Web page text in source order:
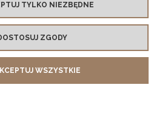
płatności
sklep
TYLKO NIEZBĘDNE
ZGODY
WSZYSTKIE